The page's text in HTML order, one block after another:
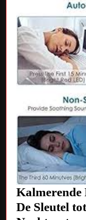
Kalmerende
De Sleutel